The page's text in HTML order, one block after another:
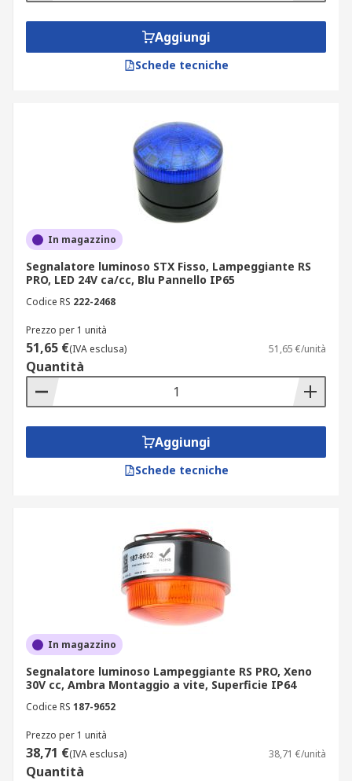
Aggiungi
Schede tecniche
In magazzino
Segnalatore luminoso STX Fisso, Lampeggiante RS
PRO, LED 24V ca/cc, Blu Pannello IP65
Codice RS 222-2468
Prezzo per 1 unità
51,65 €(IVA esclusa) 51,65 €/unità
Quantità
Aggiungi
Schede tecniche
In magazzino
Segnalatore luminoso Lampeggiante RS PRO, Xeno
30V cc, Ambra Montaggio a vite, Superficie IP64
Codice RS 187-9652
Prezzo per 1 unità
38,71 €(IVA esclusa) 38,71 €/unità
Quantità